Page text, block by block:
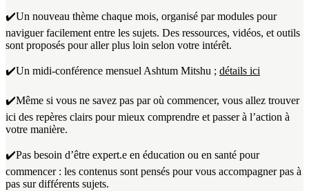
✔️Un nouveau thème chaque mois, organisé par modules pour
naviguer facilement entre les sujets. Des ressources, vidéos, et outils
sont proposés pour aller plus loin selon votre intérêt.
✔️Un midi-conférence mensuel Ashtum Mitshu ; détails ici
✔️Même si vous ne savez pas par où commencer, vous allez trouver
ici des repères clairs pour mieux comprendre et passer à l’action à
votre manière.
✔️Pas besoin d’être expert.e en éducation ou en santé pour
commencer : les contenus sont pensés pour vous accompagner pas à
pas sur différents sujets.